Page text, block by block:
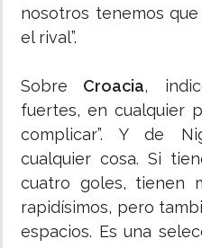
nosotros tenemos
el rival”.
Sobre Croacia,
fuertes, en cualquier
complicar”. Y de
cualquier cosa. Si
cuatro goles, tienen
rapidísimos, pero
espacios. Es una